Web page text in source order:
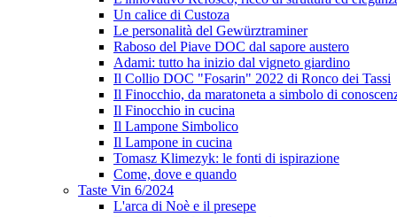
Un calice di Custoza
Le personalità del Gewürztraminer
Raboso del Piave DOC dal sapore austero
Adami: tutto ha inizio dal vigneto giardino
Il Collio DOC "Fosarin" 2022 di Ronco dei Tassi
Il Finocchio, da maratoneta a simbolo di
Il Finocchio in cucina
Il Lampone Simbolico
Il Lampone in cucina
Tomasz Klimezyk: le fonti di ispirazione
Come, dove e quando
Taste Vin 6/2024
L'arca di Noè e il presepe